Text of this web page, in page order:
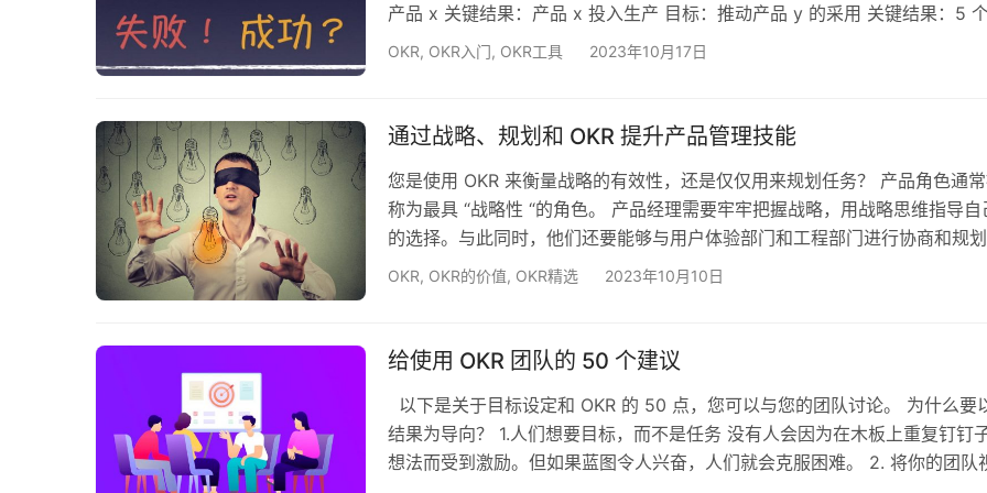
产品 x 关键结果：产品 x 投入生产 目标：推动产品 y 的采用 关键结果：5
队采用 y 产品 在这篇文章中，我决定写下我对好的 OKR 的定义。我的想法已
的，表达的是实现这一结果的战略重点和观…
OKR, OKR入门, OKR工具 2023年10月17日
通过战略、规划和 OKR 提升产品管理技能
您是使用 OKR 来衡量战略的有效性，还是仅仅用来规划任务？ 产品角色通
称为最具 “战略性 “的角色。 产品经理需要牢牢把握战略，用战略思维指导自
的选择。与此同时，他们还要能够与用户体验部门和工程部门进行协商和规划
以了解事情需要多长时间，以及何时可以做出发布承诺。 此外，通过目标和关
读…
OKR, OKR的价值, OKR精选 2023年10月10日
给使用 OKR 团队的 50 个建议
以下是关于目标设定和 OKR 的 50 点，您可以与您的团队讨论。 为什么要
结果为导向？ 1.人们想要目标，而不是任务 没有人会因为在木板上重复钉钉
想法而受到激励。但如果蓝图令人兴奋，人们就会克服困难。 2. 将你的团队